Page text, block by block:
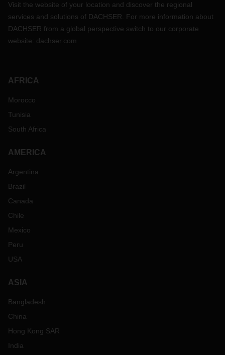
Visit the website of your location and discover the regional
services and solutions of DACHSER. For more information about
DACHSER from a global perspective switch to our corporate
website: dachser.com
AFRICA
Morocco
Tunisia
South Africa
AMERICA
Argentina
Brazil
Canada
Chile
Mexico
Peru
USA
ASIA
Bangladesh
China
Hong Kong SAR
India